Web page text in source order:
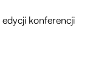
edycji konferencji